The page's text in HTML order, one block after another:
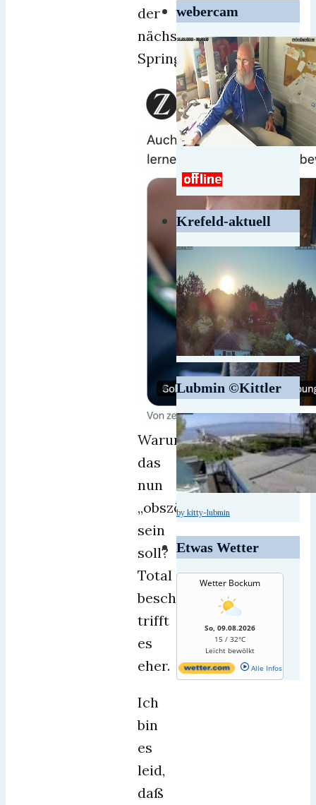
der
nächsten
Springerecke.
Warum
das
nun
„obszön“
sein
soll?
Total
bescheuert
trifft
es
eher.
Ich
bin
es
leid,
daß
webercam
Krefeld-aktuell
Lubmin ©Kittler
by kitty-lubmin
Etwas Wetter
Wetter Bockum
So, 09.08.2026
15 / 32°C
Leicht bewölkt
Alle Infos